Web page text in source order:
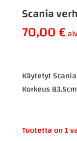
Scania
70,00€
Käytetyt
Korkeus
Tuotetta on 1